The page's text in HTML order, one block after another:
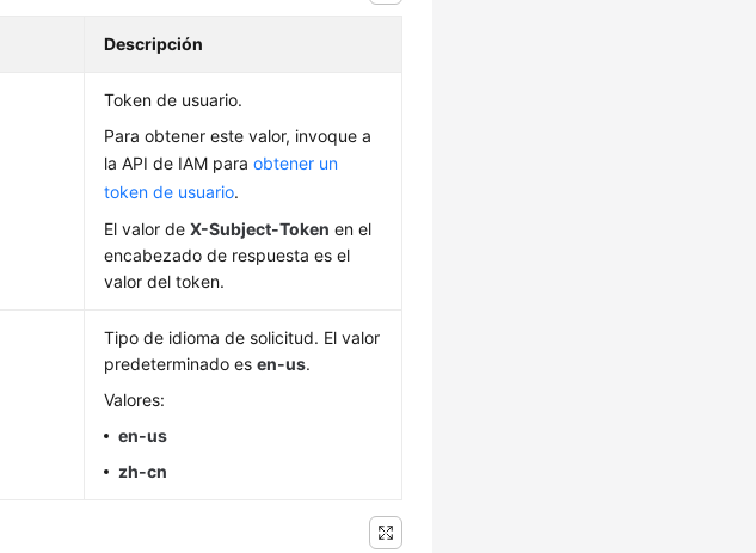
Descripción
Token de usuario.
Para obtener este valor, invoque a
la API de IAM paraobtener un
token de usuario.
El valor deX-Subject-Token en el
encabezado de respuesta es el
valor del token.
Tipo de idioma de solicitud. El valor
predeterminado esen-us.
Valores:
en-us
zh-cn